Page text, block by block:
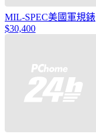
MIL-SPEC美國軍規錶
$30,400